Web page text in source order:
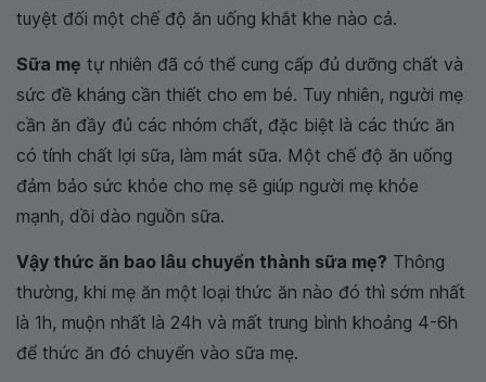
tuyệt đối một chế độ ăn uống khắt khe nào cả.
Sữa mẹ tự nhiên đã có thể cung cấp đủ dưỡng chất và
sức đề kháng cần thiết cho em bé. Tuy nhiên, người mẹ
cần ăn đầy đủ các nhóm chất, đặc biệt là các thức ăn
có tính chất lợi sữa, làm mát sữa. Một chế độ ăn uống
đảm bảo sức khỏe cho mẹ sẽ giúp người mẹ khỏe
mạnh, dồi dào nguồn sữa.
Vậy thức ăn bao lâu chuyển thành sữa mẹ? Thông
thường, khi mẹ ăn một loại thức ăn nào đó thì sớm nhất
là 1h, muộn nhất là 24h và mất trung bình khoảng 4-6h
để thức ăn đó chuyển vào sữa mẹ.